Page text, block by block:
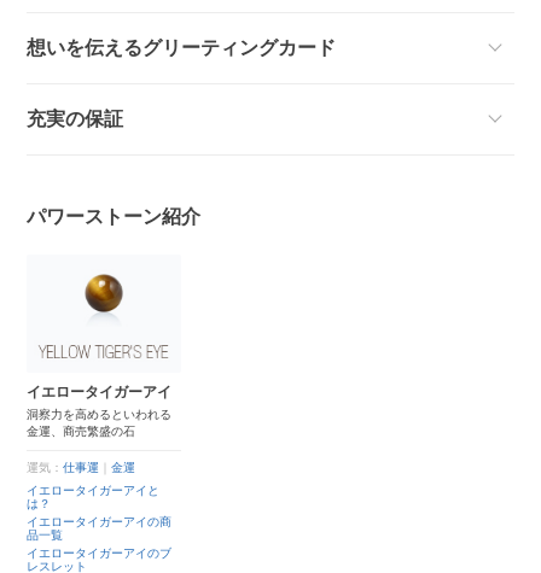
想いを伝えるグリーティングカード
充実の保証
パワーストーン紹介
イエロータイガーアイ
洞察力を高めるといわれる
金運、商売繁盛の石
運気：仕事運 ｜金運
イエロータイガーアイと
は？
イエロータイガーアイの商
品一覧
イエロータイガーアイのブ
レスレット